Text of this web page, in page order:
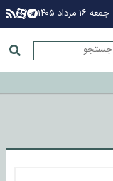
جمعه ۱۶ مرداد ۱۴۰۵